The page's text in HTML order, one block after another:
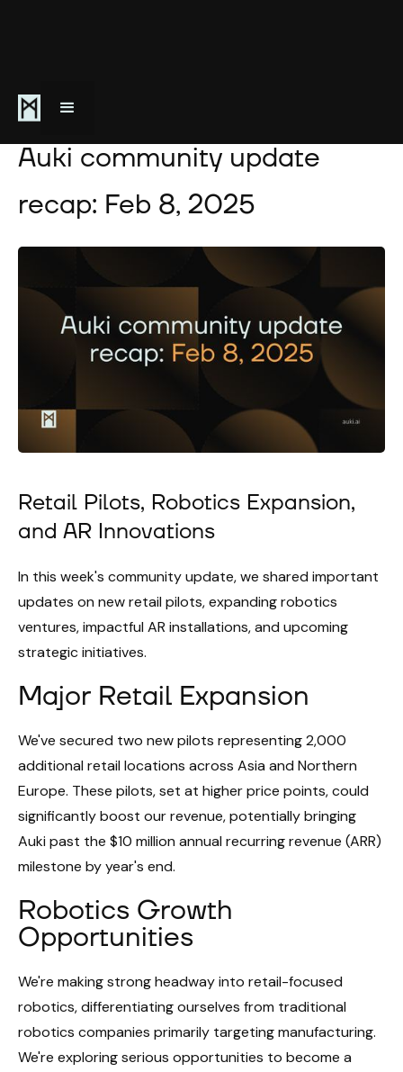
February 8, 2025
Auki community update
recap: Feb 8, 2025
Retail Pilots, Robotics Expansion,
and AR Innovations
In this week's community update, we shared important
updates on new retail pilots, expanding robotics
ventures, impactful AR installations, and upcoming
strategic initiatives.
Major Retail Expansion
We've secured two new pilots representing 2,000
additional retail locations across Asia and Northern
Europe. These pilots, set at higher price points, could
significantly boost our revenue, potentially bringing
Auki past the $10 million annual recurring revenue (ARR)
milestone by year's end.
Robotics Growth
Opportunities
We're making strong headway into retail-focused
robotics, differentiating ourselves from traditional
robotics companies primarily targeting manufacturing.
We're exploring serious opportunities to become a